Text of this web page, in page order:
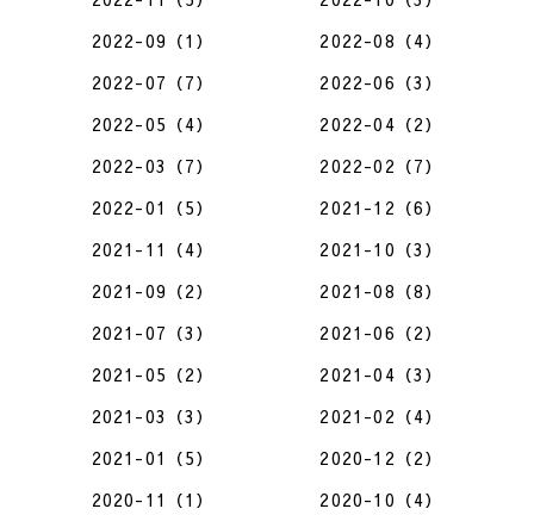
2022-09（1）
2022-08（4）
2022-07（7）
2022-06（3）
2022-05（4）
2022-04（2）
2022-03（7）
2022-02（7）
2022-01（5）
2021-12（6）
2021-11（4）
2021-10（3）
2021-09（2）
2021-08（8）
2021-07（3）
2021-06（2）
2021-05（2）
2021-04（3）
2021-03（3）
2021-02（4）
2021-01（5）
2020-12（2）
2020-11（1）
2020-10（4）